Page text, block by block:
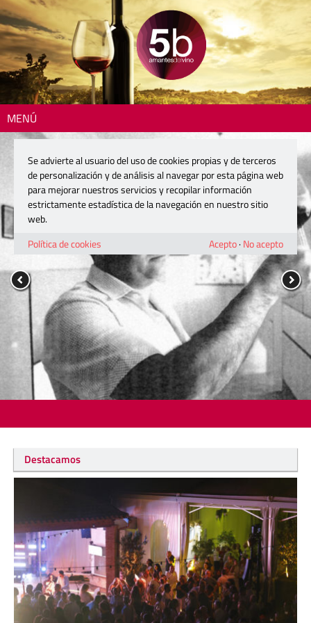
MENÚ
Destacamos
Se advierte al usuario del uso de cookies propias y de terceros
de personalización y de análisis al navegar por esta página web
para mejorar nuestros servicios y recopilar información
estrictamente estadística de la navegación en nuestro sitio
web.
Política de cookies
Acepto· No acepto